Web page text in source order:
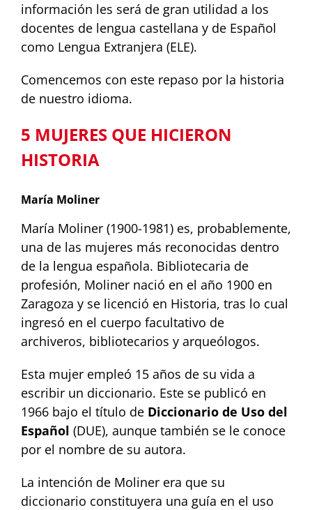
información les será de gran utilidad a los
docentes de lengua castellana y de Español
como Lengua Extranjera (ELE).
Comencemos con este repaso por la historia
de nuestro idioma.
5 MUJERES QUE HICIERON
HISTORIA
María Moliner
María Moliner (1900-1981) es, probablemente,
una de las mujeres más reconocidas dentro
de la lengua española. Bibliotecaria de
profesión, Moliner nació en el año 1900 en
Zaragoza y se licenció en Historia, tras lo cual
ingresó en el cuerpo facultativo de
archiveros, bibliotecarios y arqueólogos.
Esta mujer empleó 15 años de su vida a
escribir un diccionario. Este se publicó en
1966 bajo el título de Diccionario de Uso del
Español (DUE), aunque también se le conoce
por el nombre de su autora.
La intención de Moliner era que su
diccionario constituyera una guía en el uso